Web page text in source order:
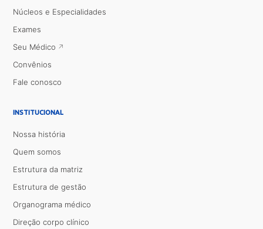
Núcleos e Especialidades
Exames
Seu Médico
Convênios
Fale conosco
INSTITUCIONAL
Nossa história
Quem somos
Estrutura da matriz
Estrutura de gestão
Organograma médico
Direção corpo clínico